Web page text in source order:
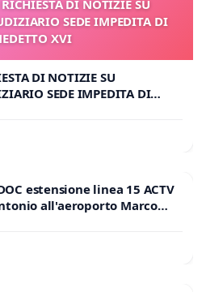
DI NOTIZIE SU
SEDE IMPEDITA DI
XVI
DI NOTIZIE SU
SEDE IMPEDITA DI
estensione linea 15 ACTV
all'aeroporto Marco